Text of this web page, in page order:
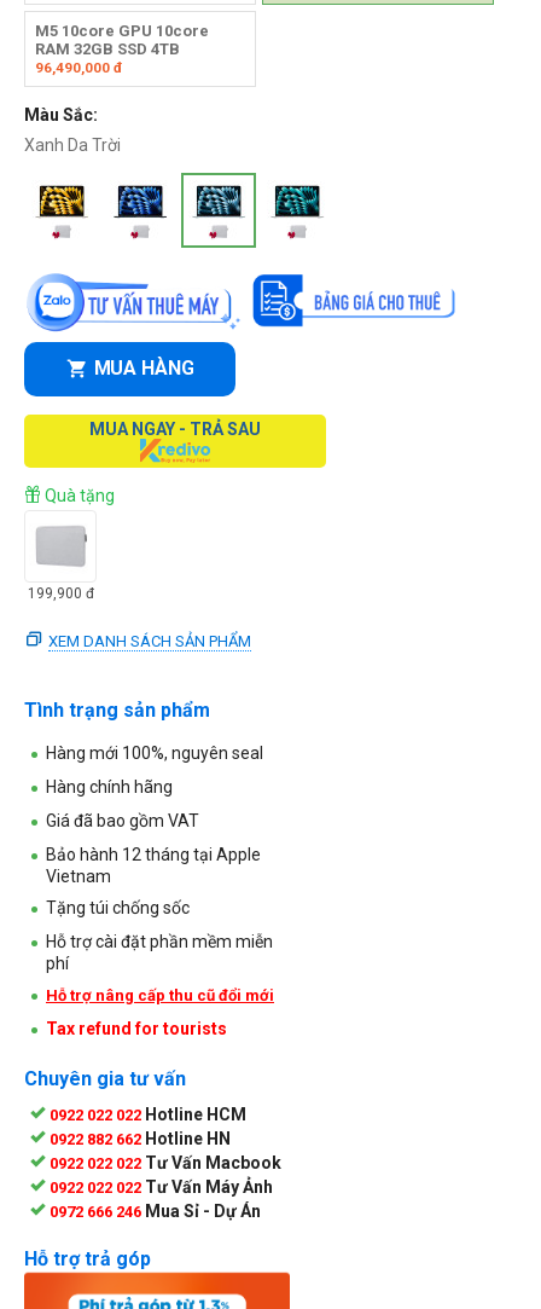
M5 10core GPU 10core
RAM 32GB SSD 4TB
96,490,000 đ
Màu Sắc:
Xanh Da Trời
MUA HÀNG
MUA NGAY - TRẢ SAU
Quà tặng
199,900 đ
XEM DANH SÁCH SẢN PHẨM
Tình trạng sản phẩm
Hàng mới 100%, nguyên seal
Hàng chính hãng
Giá đã bao gồm VAT
Bảo hành 12 tháng tại Apple
Vietnam
Tặng túi chống sốc
Hỗ trợ cài đặt phần mềm miễn
phí
Hỗ trợ nâng cấp thu cũ đổi mới
Tax refund for tourists
Chuyên gia tư vấn
0922 022 022 Hotline HCM
0922 882 662 Hotline HN
0922 022 022 Tư Vấn Macbook
0922 022 022 Tư Vấn Máy Ảnh
0972 666 246 Mua Sỉ - Dự Án
Hỗ trợ trả góp